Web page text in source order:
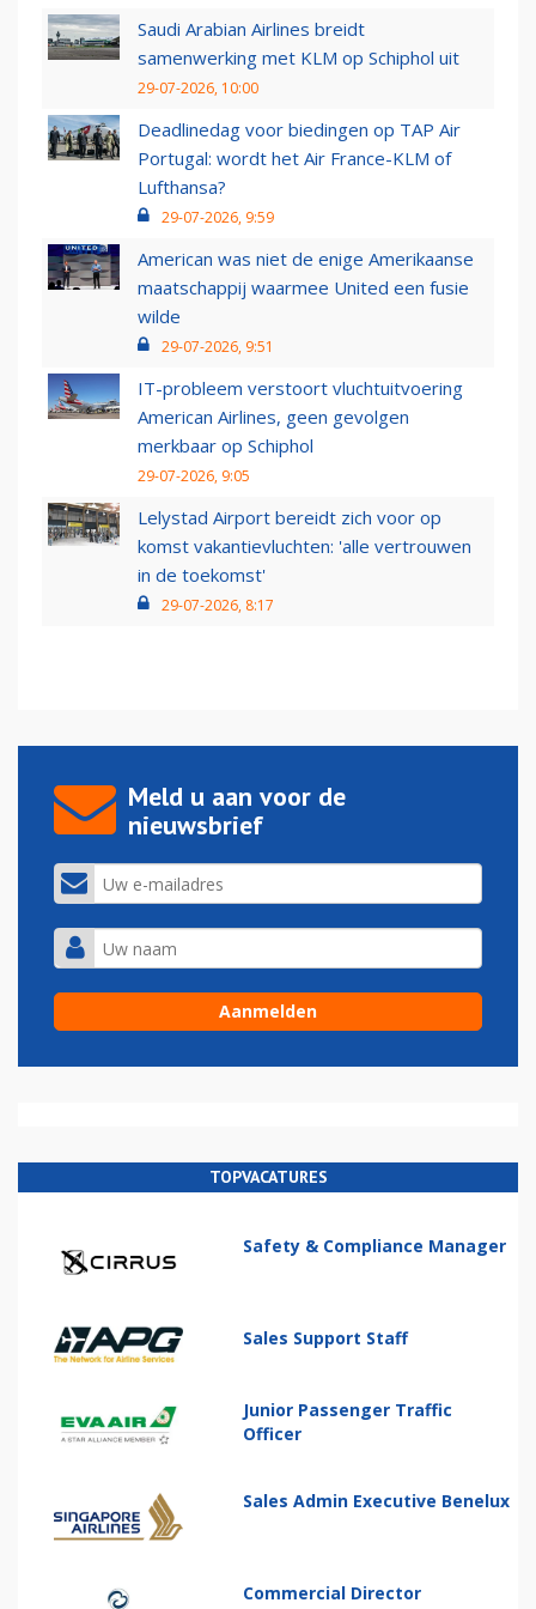
Saudi Arabian Airlines breidt
samenwerking met KLM op Schiphol uit
29-07-2026, 10:00
Deadlinedag voor biedingen op TAP Air
Portugal: wordt het Air France-KLM of
Lufthansa?
29-07-2026, 9:59
American was niet de enige Amerikaanse
maatschappij waarmee United een fusie
wilde
29-07-2026, 9:51
IT-probleem verstoort vluchtuitvoering
American Airlines, geen gevolgen
merkbaar op Schiphol
29-07-2026, 9:05
Lelystad Airport bereidt zich voor op
komst vakantievluchten: 'alle vertrouwen
in de toekomst'
29-07-2026, 8:17
Meld u aan voor de
nieuwsbrief
TOPVACATURES
Safety & Compliance Manager
Sales Support Staff
Junior Passenger Traffic
Officer
Sales Admin Executive Benelux
Commercial Director